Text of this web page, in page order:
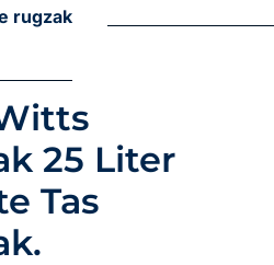
rugzak
25 Liter
Tas